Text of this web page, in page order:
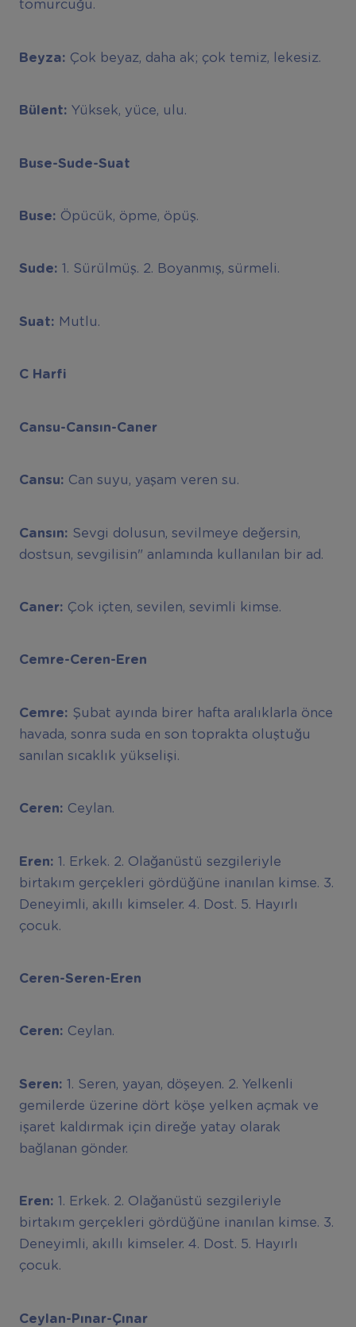
tomurcuğu.
Beyza: Çok beyaz, daha ak; çok temiz, lekesiz.
Bülent: Yüksek, yüce, ulu.
Buse-Sude-Suat
Buse: Öpücük, öpme, öpüş.
Sude: 1. Sürülmüş. 2. Boyanmış, sürmeli.
Suat: Mutlu.
C Harfi
Cansu-Cansın-Caner
Cansu: Can suyu, yaşam veren su.
Cansın: Sevgi dolusun, sevilmeye değersin,
dostsun, sevgilisin" anlamında kullanılan bir ad.
Caner: Çok içten, sevilen, sevimli kimse.
Cemre-Ceren-Eren
Cemre: Şubat ayında birer hafta aralıklarla önce
havada, sonra suda en son toprakta oluştuğu
sanılan sıcaklık yükselişi.
Ceren: Ceylan.
Eren: 1. Erkek. 2. Olağanüstü sezgileriyle
birtakım gerçekleri gördüğüne inanılan kimse. 3.
Deneyimli, akıllı kimseler. 4. Dost. 5. Hayırlı
çocuk.
Ceren-Seren-Eren
Ceren: Ceylan.
Seren: 1. Seren, yayan, döşeyen. 2. Yelkenli
gemilerde üzerine dört köşe yelken açmak ve
işaret kaldırmak için direğe yatay olarak
bağlanan gönder.
Eren: 1. Erkek. 2. Olağanüstü sezgileriyle
birtakım gerçekleri gördüğüne inanılan kimse. 3.
Deneyimli, akıllı kimseler. 4. Dost. 5. Hayırlı
çocuk.
Ceylan-Pınar-Çınar